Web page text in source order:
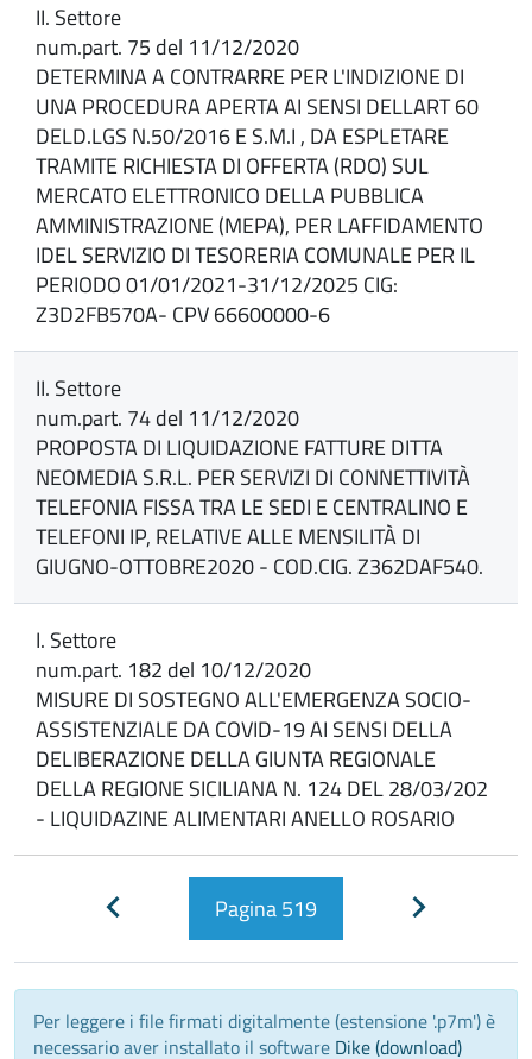
II. Settore
num.part. 75 del 11/12/2020
DETERMINA A CONTRARRE PER L'INDIZIONE DI
UNA PROCEDURA APERTA AI SENSI DELLART 60
DELD.LGS N.50/2016 E S.M.I , DA ESPLETARE
TRAMITE RICHIESTA DI OFFERTA (RDO) SUL
MERCATO ELETTRONICO DELLA PUBBLICA
AMMINISTRAZIONE (MEPA), PER LAFFIDAMENTO
IDEL SERVIZIO DI TESORERIA COMUNALE PER IL
PERIODO 01/01/2021-31/12/2025 CIG:
Z3D2FB570A- CPV 66600000-6
II. Settore
num.part. 74 del 11/12/2020
PROPOSTA DI LIQUIDAZIONE FATTURE DITTA
NEOMEDIA S.R.L. PER SERVIZI DI CONNETTIVITÀ
TELEFONIA FISSA TRA LE SEDI E CENTRALINO E
TELEFONI IP, RELATIVE ALLE MENSILITÀ DI
GIUGNO-OTTOBRE2020 - COD.CIG. Z362DAF540.
I. Settore
num.part. 182 del 10/12/2020
MISURE DI SOSTEGNO ALL'EMERGENZA SOCIO-
ASSISTENZIALE DA COVID-19 AI SENSI DELLA
DELIBERAZIONE DELLA GIUNTA REGIONALE
DELLA REGIONE SICILIANA N. 124 DEL 28/03/202
- LIQUIDAZINE ALIMENTARI ANELLO ROSARIO
Pagina519
Per leggere i file firmati digitalmente (estensione '.p7m') è
necessario aver installato il software Dike (download)